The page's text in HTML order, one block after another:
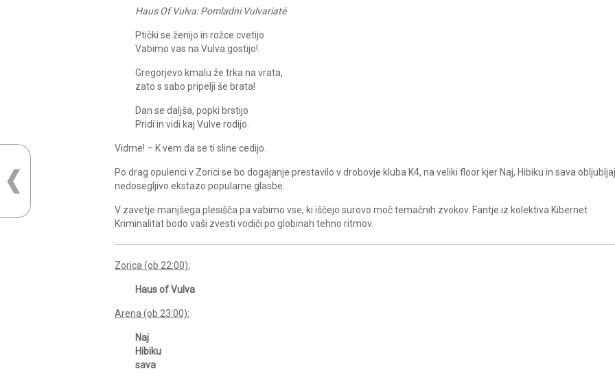
Haus Of Vulva: Pomladni Vulvariaté
Ptički se ženijo in rožce cvetijo
Vabimo vas na Vulva gostijo!
Gregorjevo kmalu že trka na vrata,
zato s sabo pripelji še brata!
Dan se daljša, popki brstijo
Pridi in vidi kaj Vulve rodijo.
Vidme! – K vem da se ti sline cedijo.
Po drag opulenci v Zorici se bo dogajanje prestavilo v drobovje kluba K4, na veliki floor kjer Naj, Hibiku in sava
nedosegljivo ekstazo popularne glasbe.
V zavetje manjšega plesišča pa vabimo vse, ki iščejo surovo moč temačnih zvokov. Fantje iz kolektiva Kibernet
Kriminalität bodo vaši zvesti vodiči po globinah tehno ritmov.
Zorica (ob 22:00):
Haus of Vulva
Arena (ob 23:00):
Naj
Hibiku
sava